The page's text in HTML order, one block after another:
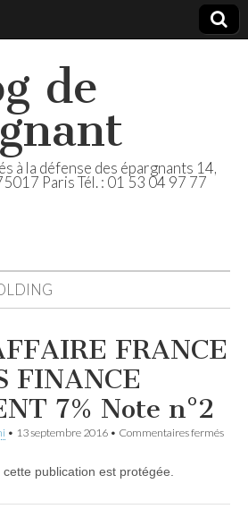
de
à la défense des épargnants 14,
Paris Tél. : 01 53 04 97 77
FRANCE
FINANCE
7% Note n°2
• 13 septembre 2016 • Commentaires ferméssur
cette publication est protégée.